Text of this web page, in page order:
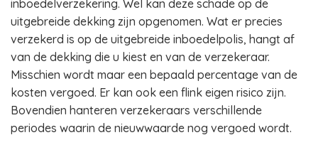
inboedelverzekering. Wel kan deze schade op de
uitgebreide dekking zijn opgenomen. Wat er precies
verzekerd is op de uitgebreide inboedelpolis, hangt af
van de dekking die u kiest en van de verzekeraar.
Misschien wordt maar een bepaald percentage van de
kosten vergoed. Er kan ook een flink eigen risico zijn.
Bovendien hanteren verzekeraars verschillende
periodes waarin de nieuwwaarde nog vergoed wordt.